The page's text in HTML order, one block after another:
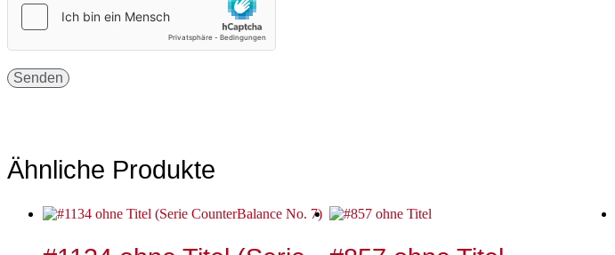
Ähnliche Produkte